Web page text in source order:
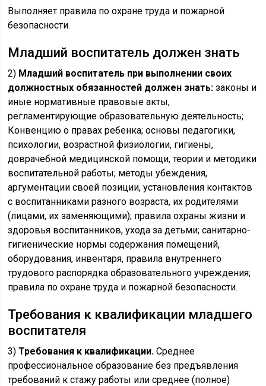
Выполняет правила по охране труда и пожарной
безопасности.
Младший воспитатель должен знать
2) Младший воспитатель при выполнении своих
должностных обязанностей должен знать: законы и
иные нормативные правовые акты,
регламентирующие образовательную деятельность;
Конвенцию о правах ребенка; основы педагогики,
психологии, возрастной физиологии, гигиены,
доврачебной медицинской помощи, теории и методики
воспитательной работы; методы убеждения,
аргументации своей позиции, установления контактов
с воспитанниками разного возраста, их родителями
(лицами, их заменяющими); правила охраны жизни и
здоровья воспитанников, ухода за детьми; санитарно-
гигиенические нормы содержания помещений,
оборудования, инвентаря, правила внутреннего
трудового распорядка образовательного учреждения;
правила по охране труда и пожарной безопасности.
Требования к квалификации младшего
воспитателя
3)Требования к квалификации. Среднее
профессиональное образование без предъявления
требований к стажу работы или среднее (полное)